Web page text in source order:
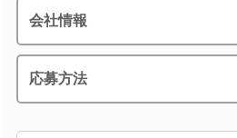
会社情報
応募方法